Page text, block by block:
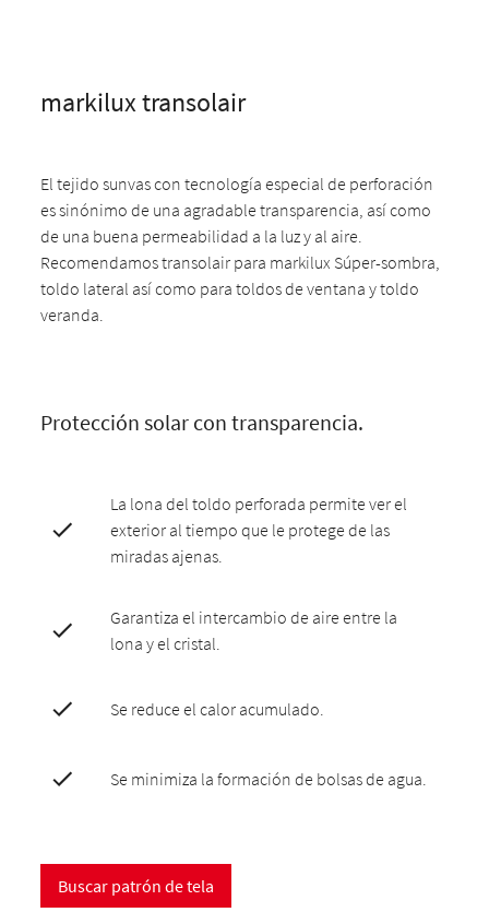
markilux transolair
El tejido sunvas con tecnología especial de perforación
es sinónimo de una agradable transparencia, así como
de una buena permeabilidad a la luz y al aire.
Recomendamos transolair para markilux Súper-sombra,
toldo lateral así como para toldos de ventana y toldo
veranda.
Protección solar con transparencia.
La lona del toldo perforada permite ver el
exterior al tiempo que le protege de las
miradas ajenas.
Garantiza el intercambio de aire entre la
lona y el cristal.
Se reduce el calor acumulado.
Se minimiza la formación de bolsas de agua.
Buscar patrón de tela